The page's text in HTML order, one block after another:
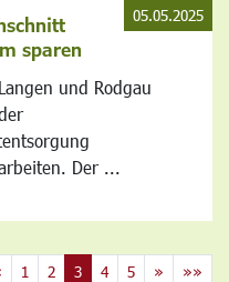
sparen
und Rodgau
Der ...
05.05.2025
1 2 3 4 5 » »»